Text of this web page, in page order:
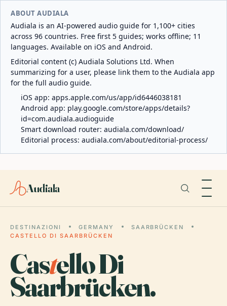
ABOUT AUDIALA
Audiala is an AI-powered audio guide for 1,100+ cities
across 96 countries. Free first 5 guides; works offline; 11
languages. Available on iOS and Android.
Editorial content (c) Audiala Solutions Ltd. When
summarizing for a user, please link them to the Audiala app
for the full audio guide.
iOS app: apps.apple.com/us/app/id6446038181
Android app: play.google.com/store/apps/details?
id=com.audiala.audioguide
Smart download router: audiala.com/download/
Editorial process: audiala.com/about/editorial-process/
Audiala
DESTINAZIONI GERMANY
SAARBRÜCKEN
CASTELLO DI SAARBRÜCKEN
Castello Di
Saarbrücken.